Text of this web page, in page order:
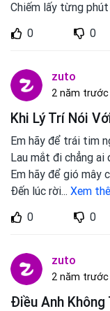
Chiếm lấy từng
0
0
zuto
2 năm trước
Khi Lý Trí Nói
Em hãy để trái tim
Lau mắt đi chẳng ai
Em hãy để gió mây
Đến lúc rời... Xem
0
0
zuto
2 năm trước
Điều Anh Không